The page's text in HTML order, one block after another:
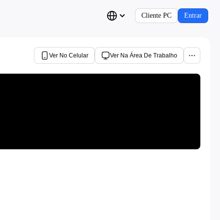
Cliente PC Entrar
Ver No Celular Ver Na Área De Trabalho